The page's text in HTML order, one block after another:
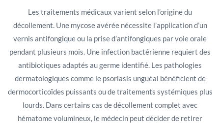
Les traitements médicaux varient selon l’origine du
décollement. Une mycose avérée nécessite l’application d’un
vernis antifongique ou la prise d’antifongiques par voie orale
pendant plusieurs mois. Une infection bactérienne requiert des
antibiotiques adaptés au germe identifié. Les pathologies
dermatologiques comme le psoriasis unguéal bénéficient de
dermocorticoïdes puissants ou de traitements systémiques plus
lourds. Dans certains cas de décollement complet avec
hématome volumineux, le médecin peut décider de retirer